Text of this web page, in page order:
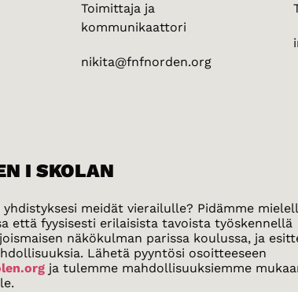
Toimittaja ja
kommunikaattori
nikita@fnfnorden.org
I SKOLAN
meidät vierailulle? Pidämme
että fyysisesti erilaisista tavoista työskennellä
näkökulman parissa koulussa, ja
Lähetä pyyntösi osoitteeseen
ja tulemme mahdollisuuksiemme